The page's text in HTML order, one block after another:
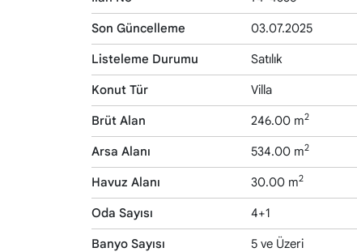
Son Güncelleme 03.07.2025
Listeleme Durumu Satılık
Konut Tür Villa
Brüt Alan 246.00 m2
Arsa Alanı 534.00 m2
Havuz Alanı 30.00 m2
Oda Sayısı 4+1
Banyo Sayısı 5 ve Üzeri